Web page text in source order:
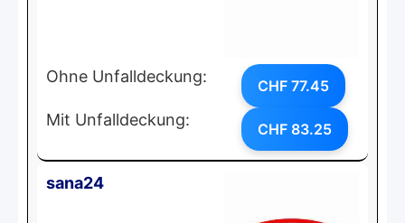
Ohne Unfalldeckung: CHF 77.45
Mit Unfalldeckung: CHF 83.25
sana24